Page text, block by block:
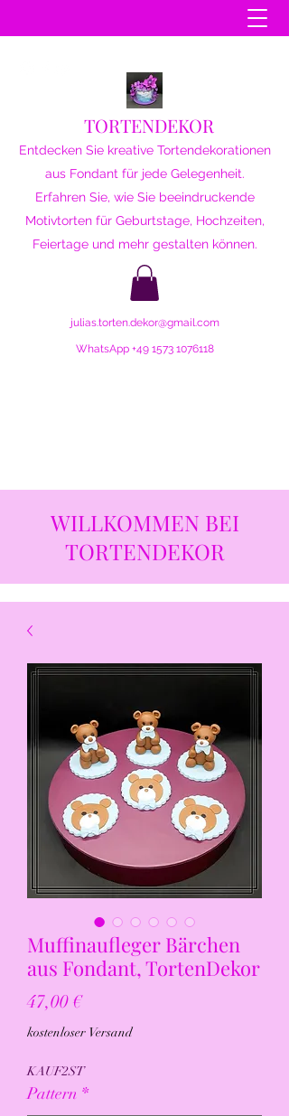
TORTENDEKOR
Entdecken Sie kreative Tortendekorationen
aus Fondant für jede Gelegenheit.
Erfahren Sie, wie Sie beeindruckende
Motivtorten für Geburtstage, Hochzeiten,
Feiertage und mehr gestalten können.
julias.torten.dekor@gmail.com
WhatsApp +49 1573 1076118
WILLKOMMEN BEI
TORTENDEKOR
Muffinaufleger Bärchen
aus Fondant, TortenDekor
47,00 €Preis
kostenloser Versand
KAUF2ST
Pattern *